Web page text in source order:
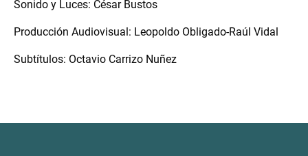
Sonido y Luces: César Bustos
Producción Audiovisual: Leopoldo Obligado-Raúl Vidal
Subtítulos: Octavio Carrizo Nuñez